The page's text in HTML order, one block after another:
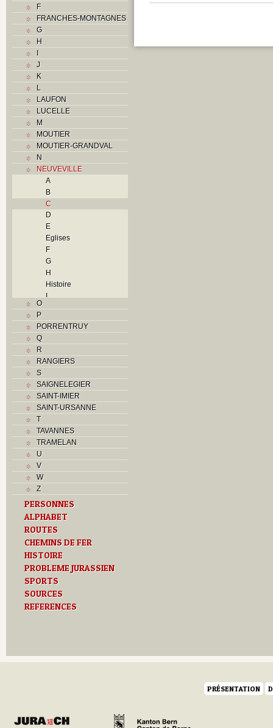
F
FRANCHES-MONTAGNES
G
H
I
J
K
L
LAUFON
LUCELLE
M
MOUTIER
MOUTIER-GRANDVAL
N
NEUVEVILLE
A
B
C
D
E
Eglises
F
G
H
Histoire
I
M
O
Problème jurassien
R
S
T
Textes
O
P
PORRENTRUY
Q
R
RANGIERS
S
SAIGNELEGIER
SAINT-IMIER
SAINT-URSANNE
T
TAVANNES
TRAMELAN
U
V
W
Z
PERSONNES
ALPHABET
ROUTES
CHEMINS DE FER
HISTOIRE
PROBLEME JURASSIEN
SPORTS
SOURCES
REFERENCES
PRÉSENTATION